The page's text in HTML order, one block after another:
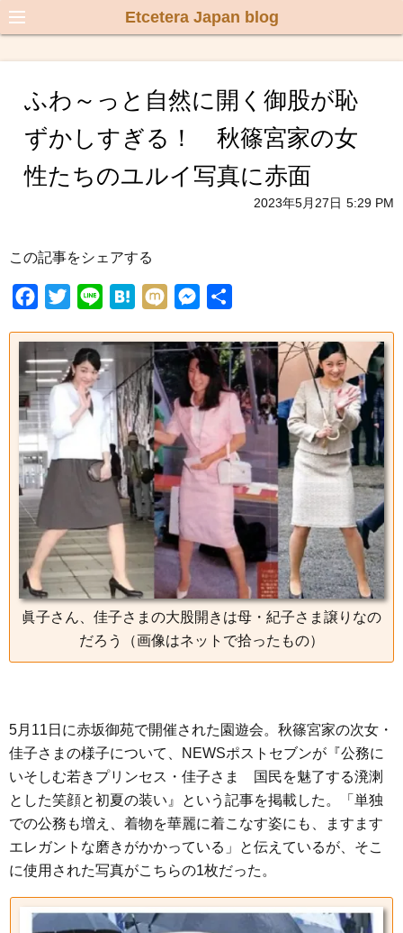
Etcetera Japan blog
ふわ～っと自然に開く御股が恥
ずかしすぎる！ 秋篠宮家の女
性たちのユルイ写真に赤面
2023年5月27日 5:29 PM
この記事をシェアする
c
e
b
o
o
k
i
t
e
n
e
H
t
e
n
a
M
x
i
s
s
e
n
e
眞子さん、佳子さまの大股開きは母・紀子さま譲りなの
だろう（画像はネットで拾ったもの）
5月11日に赤坂御苑で開催された園遊会。秋篠宮家の次女・
佳子さまの様子について、NEWSポストセブンが『公務に
いそしむ若きプリンセス・佳子さま 国民を魅了する溌溂
とした笑顔と初夏の装い』という記事を掲載した。「単独
での公務も増え、着物を華麗に着こなす姿にも、ますます
エレガントな磨きがかかっている」と伝えているが、そこ
に使用された写真がこちらの1枚だった。